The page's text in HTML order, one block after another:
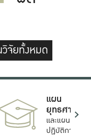
วิจัยทั้งหมด
แผน
ยุทธศาสตร์
และแผน
ปฏิบัติการ